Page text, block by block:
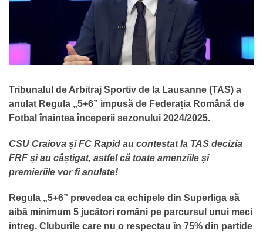
Tribunalul de Arbitraj Sportiv de la Lausanne (TAS) a
anulat Regula „5+6” impusă de Federația Română de
Fotbal înaintea începerii sezonului 2024/2025.
CSU Craiova și FC Rapid au contestat la TAS decizia
FRF și au câștigat, astfel că toate amenziile și
premieriile vor fi anulate!
Regula „5+6” prevedea ca echipele din Superliga să
aibă minimum 5 jucători români pe parcursul unui meci
întreg. Cluburile care nu o respectau în 75% din partide